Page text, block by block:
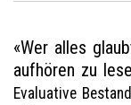
«Wer alles
aufhören zu
Evaluative